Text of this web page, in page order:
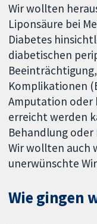
Wir wollten
Liponsäure bei
Diabetes
diabetischen
Komplikationen
Amputation oder
erreicht werden
Behandlung
Wir wollten auch
unerwünschte
Wie gingen